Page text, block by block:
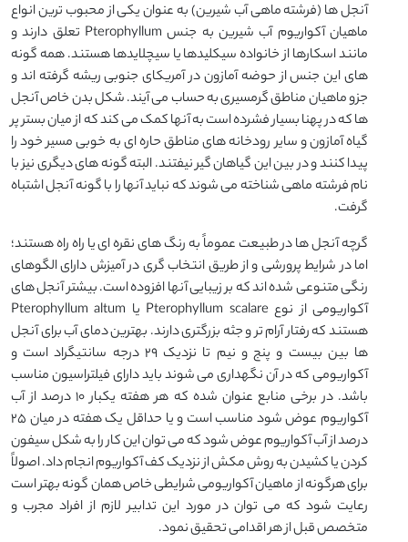
آنجل ها (فرشته ماهی آب شیرین) به عنوان یکی از محبوب ترین انواع
ماهیان آکواریوم آب شیرین به جنس Pterophyllum تعلق دارند و
مانند اسکارها از خانواده سیکلیدها یا سیچلایدها هستند. همه گونه
های این جنس از حوضه آمازون در آمریکای جنوبی ریشه گرفته اند و
جزو ماهیان مناطق گرمسیری به حساب می آیند. شکل بدن خاص آنجل
ها که در پهنا بسیار فشرده است به آنها کمک می کند که از میان بستر پر
گیاه آمازون و سایر رودخانه های مناطق حاره ای به خوبی مسیر خود را
پیدا کنند و در بین این گیاهان گیر نیفتند. البته گونه های دیگری نیز با
نام فرشته ماهی شناخته می شوند که نباید آنها را با گونه آنجل اشتباه
گرفت.
گرچه آنجل ها در طبیعت عموماً به رنگ های نقره ای یا راه راه هستند؛
اما در شرایط پرورشی و از طریق انتخاب گری در آمیزش دارای الگوهای
رنگی متنوعی شده اند که بر زیبایی آنها افزوده است. بیشتر آنجل های
آکواریومی از نوع Pterophyllum scalare یا Pterophyllum altum
هستند که رفتار آرام تر و جثه بزرگتری دارند. بهترین دمای آب برای آنجل
ها بین بیست و پنج و نیم تا نزدیک ۲۹ درجه سانتیگراد است و
آکواریومی که در آن نگهداری می شوند باید دارای فیلتراسیون مناسب
باشد. در برخی منابع عنوان شده که هر هفته یکبار ۱۰ درصد از آب
آکواریوم عوض شود مناسب است و یا حداقل یک هفته در میان ۲۵
درصد از آب آکواریوم عوض شود که می توان این کار را به شکل سیفون
کردن یا کشیدن به روش مکش از نزدیک کف آکواریوم انجام داد. اصولاً
برای هرگونه از ماهیان آکواریومی شرایطی خاص همان گونه بهتر است
رعایت شود که می توان در مورد این تدابیر لازم از افراد مجرب و
متخصص قبل از هر اقدامی تحقیق نمود.